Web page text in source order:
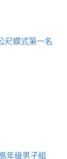
尺蝶式第一名
年級男子組